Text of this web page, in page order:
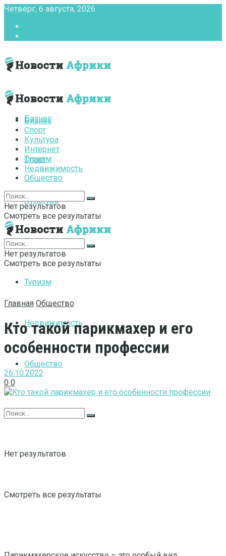
Четверг, 6 августа, 2026
Бизнес
Спорт
Культура
Интернет
Туризм
Недвижимость
Общество
Нет результатов
Смотреть все результаты
Бизнес
Спорт
Культура
Интернет
Туризм
Недвижимость
Общество
Нет результатов
Смотреть все результаты
Нет результатов
Смотреть все результаты
Главная Общество
Кто такой парикмахер и его
особенности профессии
26.10.2022
0 0